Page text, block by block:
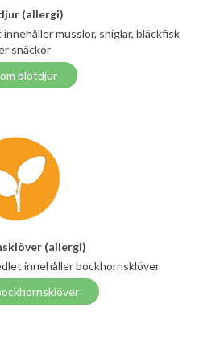
(allergi)
musslor, sniglar, bläckfisk
snäckor
blötdjur
(allergi)
innehåller bockhornsklöver